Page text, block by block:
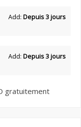
Add: Depuis 3 jours
Add: Depuis 3 jours
gratuitement